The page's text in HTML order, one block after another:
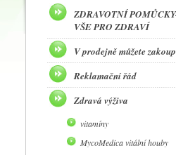
ZDRAVOTNÍ
VŠE PRO ZDRAVÍ
V prodejně můžete
Reklamační řád
Zdravá výživa
vitamíny
MycoMedica vitální houby